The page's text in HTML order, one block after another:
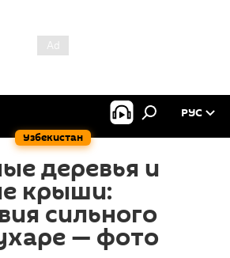
Узбекистан
РУС
деревья и
крыши:
сильного
— фото